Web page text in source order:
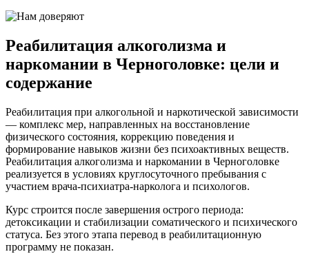
Реабилитация алкоголизма и
наркомании в Черноголовке: цели и
содержание
Реабилитация при алкогольной и наркотической зависимости
— комплекс мер, направленных на восстановление
физического состояния, коррекцию поведения и
формирование навыков жизни без психоактивных веществ.
Реабилитация алкоголизма и наркомании в Черноголовке
реализуется в условиях круглосуточного пребывания с
участием врача-психиатра-нарколога и психологов.
Курс строится после завершения острого периода:
детоксикации и стабилизации соматического и психического
статуса. Без этого этапа перевод в реабилитационную
программу не показан.